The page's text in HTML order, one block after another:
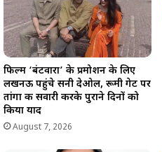
फिल्म ‘बंटवारा’ के प्रमोशन के लिए
लखनऊ पहुंचे सनी देओल, रूमी गेट पर
तांगा की सवारी करके पुराने दिनों को
किया याद
August 7, 2026